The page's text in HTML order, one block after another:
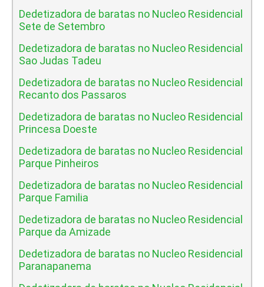
Dedetizadora de baratas no Nucleo Residencial
Sete de Setembro
Dedetizadora de baratas no Nucleo Residencial
Sao Judas Tadeu
Dedetizadora de baratas no Nucleo Residencial
Recanto dos Passaros
Dedetizadora de baratas no Nucleo Residencial
Princesa Doeste
Dedetizadora de baratas no Nucleo Residencial
Parque Pinheiros
Dedetizadora de baratas no Nucleo Residencial
Parque Familia
Dedetizadora de baratas no Nucleo Residencial
Parque da Amizade
Dedetizadora de baratas no Nucleo Residencial
Paranapanema